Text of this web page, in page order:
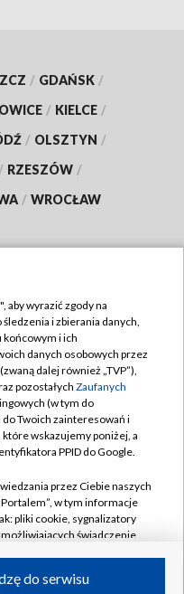
/ GDAŃSK /
/ KIELCE /
/ OLSZTYN /
/ RZESZÓW /
/ WROCŁAW
TVP
aby wyrazić zgody na
i zbierania danych,
końcowym i ich
danych osobowych przez
dalej również „TVP”),
pozostałych Zaufanych
(w tym do
Twoich zainteresowań i
wskazujemy poniżej, a
PPID do Google.
przez Ciebie naszych
w tym informacje
pliki cookie, sygnalizatory
świadczenie
do serwisu